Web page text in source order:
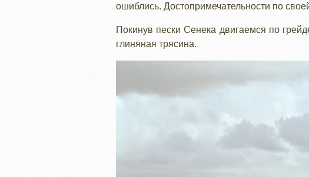
ошиблись. Достопримечательности по
Покинув пески Сенека двигаемся по
глиняная трясина.